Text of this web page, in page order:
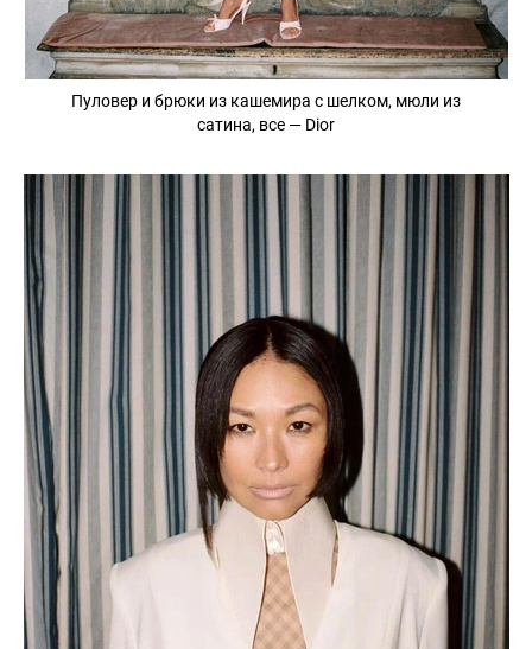
Пуловер и брюки из кашемира с шелком, мюли из
сатина, все — Dior